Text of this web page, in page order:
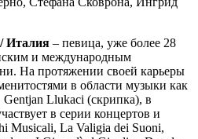
Италия – певица, уже более 28
и международным
На протяжении своей карьеры
в области музыки как
Llukaci (скрипка), в
в серии концертов и
Musicali, La Valigia dei Suoni,